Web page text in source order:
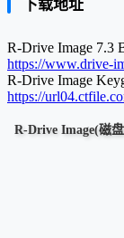
下载地址
R-Drive Image 7.3
https://www.drive-
R-Drive Image
https://
R-Drive Image(磁